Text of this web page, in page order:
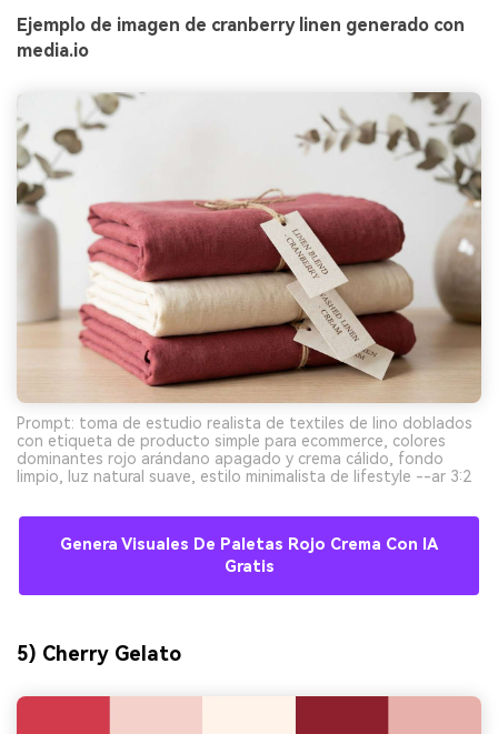
Ejemplo de imagen de cranberry linen generado con
media.io
Prompt: toma de estudio realista de textiles de lino doblados
con etiqueta de producto simple para ecommerce, colores
dominantes rojo arándano apagado y crema cálido, fondo
limpio, luz natural suave, estilo minimalista de lifestyle --ar 3:2
Genera Visuales De Paletas Rojo Crema Con IA
Gratis
5) Cherry Gelato